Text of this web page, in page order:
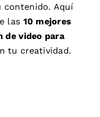
contenido. Aquí
las 10 mejores
de video para
tu creatividad.